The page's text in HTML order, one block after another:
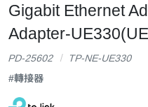
Gigabit Ethernet
Adapter-
PD-25602
TP-NE-UE330
#轉接器